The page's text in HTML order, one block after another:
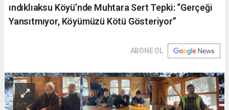
ındıklıaksu Köyü’nde Muhtara Sert Tepki: “Gerçeği
Yansıtmıyor, Köyümüzü Kötü Gösteriyor”
ABONE OL